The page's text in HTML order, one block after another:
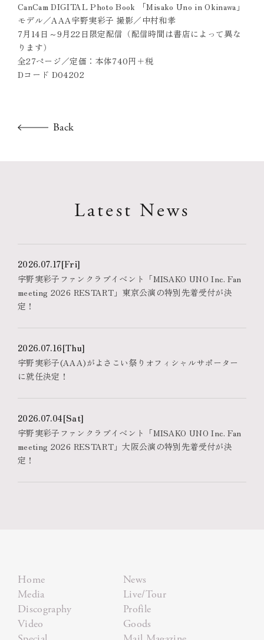
CanCam DIGITAL Photo Book 「Misako Uno in Okinawa」
モデル／AAA宇野実彩子 撮影／中村和孝
7月14日～9月22日限定配信（配信時間は書店によって異な
ります）
全27ページ／定価：本体740円＋税
Dコード D04202
Back
Latest News
2026.07.17[Fri]
宇野実彩子ファンクラブイベント「MISAKO UNO Inc. Fan
meeting 2026 RESTART」東京公演の特別先着受付が決
定！
2026.07.16[Thu]
宇野実彩子(AAA)がよさこい祭りオフィシャルサポーター
に就任決定！
2026.07.04[Sat]
宇野実彩子ファンクラブイベント「MISAKO UNO Inc. Fan
meeting 2026 RESTART」大阪公演の特別先着受付が決
定！
Home
News
Media
Live/Tour
Discography
Profile
Video
Goods